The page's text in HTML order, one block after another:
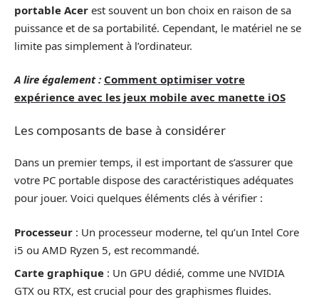
portable Acer est souvent un bon choix en raison de sa
puissance et de sa portabilité. Cependant, le matériel ne se
limite pas simplement à l’ordinateur.
A lire également : Comment optimiser votre
expérience avec les jeux mobile avec manette iOS
Les composants de base à considérer
Dans un premier temps, il est important de s’assurer que
votre PC portable dispose des caractéristiques adéquates
pour jouer. Voici quelques éléments clés à vérifier :
Processeur : Un processeur moderne, tel qu’un Intel Core
i5 ou AMD Ryzen 5, est recommandé.
Carte graphique : Un GPU dédié, comme une NVIDIA
GTX ou RTX, est crucial pour des graphismes fluides.